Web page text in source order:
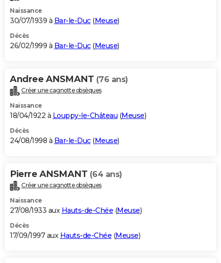
Naissance
30/07/1939 à Bar-le-Duc(Meuse)
Décès
26/02/1999 à Bar-le-Duc(Meuse)
Andree ANSMANT (76 ans)
Créer une cagnotte obsèques
Naissance
18/04/1922 à Louppy-le-Château (Meuse)
Décès
24/08/1998 à Bar-le-Duc(Meuse)
Pierre ANSMANT (64 ans)
Créer une cagnotte obsèques
Naissance
27/08/1933 aux Hauts-de-Chée (Meuse)
Décès
17/09/1997 aux Hauts-de-Chée (Meuse)